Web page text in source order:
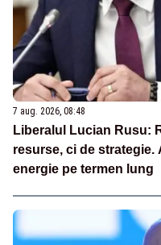
7 aug. 2026, 08:48
Liberalul Lucian Rusu:
resurse, ci de strategie.
energie pe termen lung